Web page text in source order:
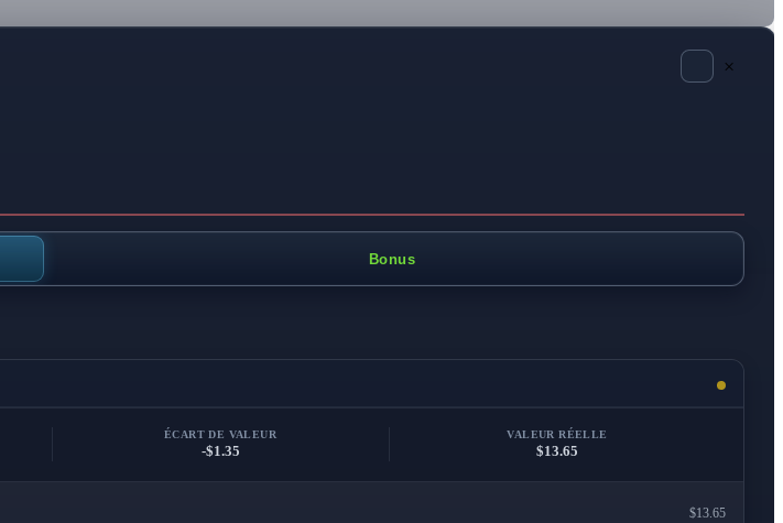
×
Bonus
ÉCART DE VALEUR
-$1.35
VALEUR RÉELLE
$13.65
$13.65